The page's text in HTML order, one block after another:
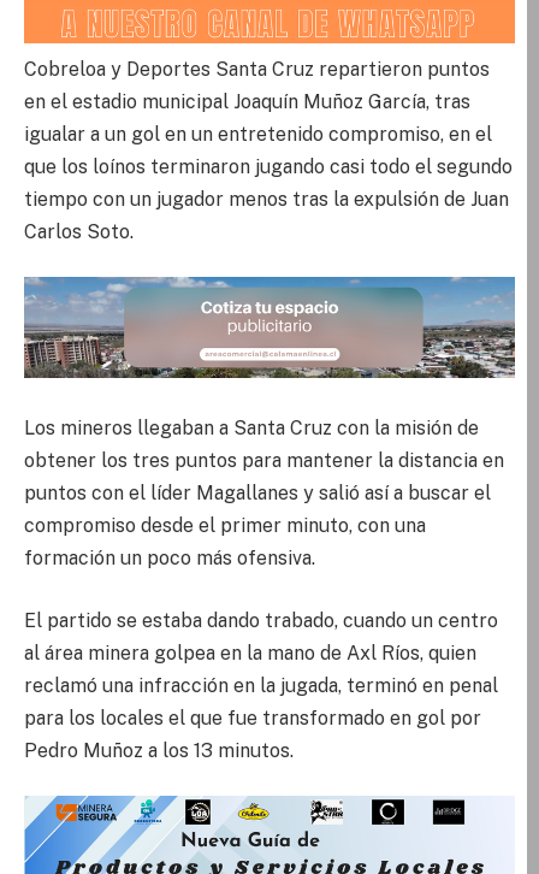
Cobreloa y Deportes Santa Cruz repartieron puntos
en el estadio municipal Joaquín Muñoz García, tras
igualar a un gol en un entretenido compromiso, en el
que los loínos terminaron jugando casi todo el segundo
tiempo con un jugador menos tras la expulsión de Juan
Carlos Soto.
Los mineros llegaban a Santa Cruz con la misión de
obtener los tres puntos para mantener la distancia en
puntos con el líder Magallanes y salió así a buscar el
compromiso desde el primer minuto, con una
formación un poco más ofensiva.
El partido se estaba dando trabado, cuando un centro
al área minera golpea en la mano de Axl Ríos, quien
reclamó una infracción en la jugada, terminó en penal
para los locales el que fue transformado en gol por
Pedro Muñoz a los 13 minutos.